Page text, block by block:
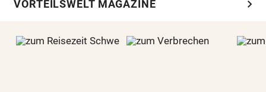
VORTEILSWELT MAGAZINE chevron_right